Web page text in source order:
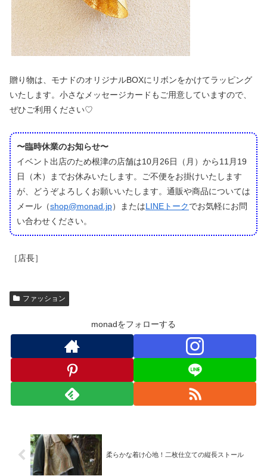
贈り物は、モナドのオリジナルBOXにリボンをかけてラッピング
いたします。小さなメッセージカードもご用意していますので、
ぜひご利用ください♡
〜臨時休業のお知らせ〜
イベント出店のため根津の店舗は10月26日（月）から11月19
日（木）までお休みいたします。ご不便をお掛けいたします
が、どうぞよろしくお願いいたします。通販や商品については
メール（shop@monad.jp）またはLINEトークでお気軽にお問
い合わせください。
［店長］
ファッション
monadをフォローする
柔らかな着け心地！二枚仕立ての縦長ストール